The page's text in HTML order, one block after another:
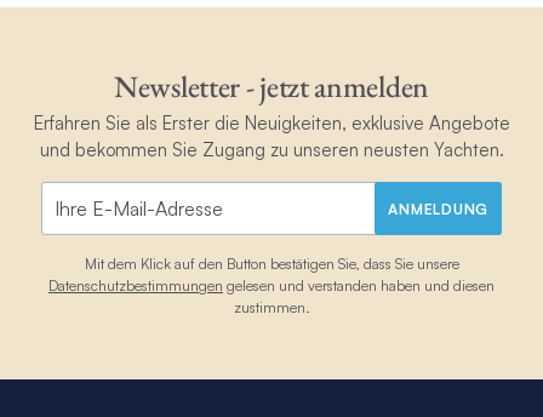
Newsletter - jetzt anmelden
Erfahren Sie als Erster die Neuigkeiten, exklusive Angebote
und bekommen Sie Zugang zu unseren neusten Yachten.
ANMELDUNG
Mit dem Klick auf den Button bestätigen Sie, dass Sie unsere
Datenschutzbestimmungen gelesen und verstanden haben und diesen
zustimmen.